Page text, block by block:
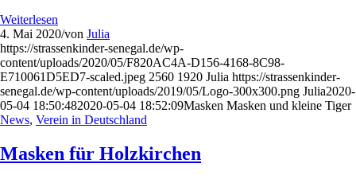
Weiterlesen
4. Mai 2020/von Julia
https://strassenkinder-senegal.de/wp-
content/uploads/2020/05/F820AC4A-D156-4168-8C98-
E710061D5ED7-scaled.jpeg 2560 1920 Julia https://strassenkinder-
senegal.de/wp-content/uploads/2019/05/Logo-300x300.png Julia2020-
05-04 18:50:482020-05-04 18:52:09Masken Masken und kleine Tiger
News, Verein in Deutschland
Masken für Holzkirchen